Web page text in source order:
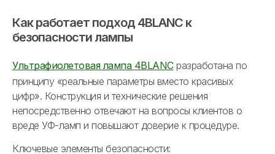
Как работает подход 4BLANC к
безопасности лампы
Ультрафиолетовая лампа 4BLANCразработана по
принципу «реальные параметры вместо красивых
цифр». Конструкция и технические решения
непосредственно отвечают на вопросы клиентов о
вреде УФ-ламп и повышают доверие к процедуре.
Ключевые элементы безопасности: